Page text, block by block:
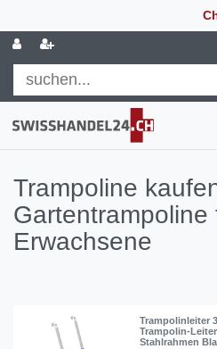
Trampoline
Gartentrampoline
Erwachsene
Trampolinleiter
Trampolin-
Stahlrahmen